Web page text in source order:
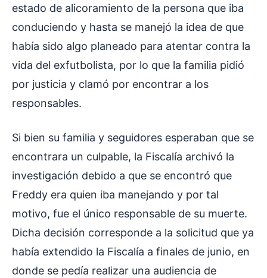
estado de alicoramiento de la persona que iba
conduciendo y hasta se manejó la idea de que
había sido algo planeado para atentar contra la
vida del exfutbolista, por lo que la familia pidió
por justicia y clamó por encontrar a los
responsables.
Si bien su familia y seguidores esperaban que se
encontrara un culpable, la Fiscalía archivó la
investigación debido a que se encontró que
Freddy era quien iba manejando y por tal
motivo, fue el único responsable de su muerte.
Dicha decisión corresponde a la solicitud que ya
había extendido la Fiscalía a finales de junio, en
donde se pedía realizar una audiencia de